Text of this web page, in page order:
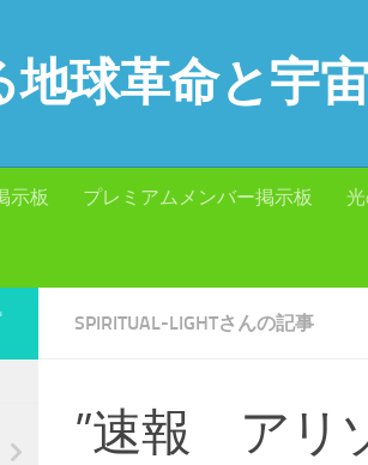
球革命と宇
示板 プレミアムメンバー掲示板
SPIRITUAL-LIGHTさんの記事
”速報 アリ